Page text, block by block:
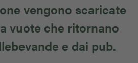
vengono scaricate
vuote che ritornano
e dai pub.